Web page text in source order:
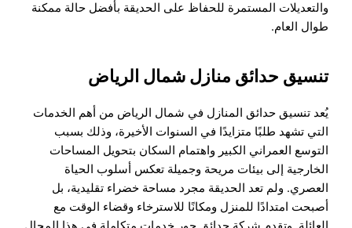
والتعديلات المستمرة للحفاظ على الحديقة بأفضل حالة ممكنة
طوال العام.
تنسيق حدائق منازل شمال الرياض
يُعد تنسيق حدائق المنازل في شمال الرياض من أهم الخدمات
التي تشهد طلبًا متزايدًا في السنوات الأخيرة، وذلك بسبب
التوسع العمراني الكبير واهتمام السكان بتحويل المساحات
الخارجية إلى بيئات مريحة وجميلة تعكس أسلوب الحياة
العصري. ولم تعد الحديقة مجرد مساحة خضراء تقليدية، بل
أصبحت امتدادًا للمنزل ومكانًا للاسترخاء وقضاء الوقت مع